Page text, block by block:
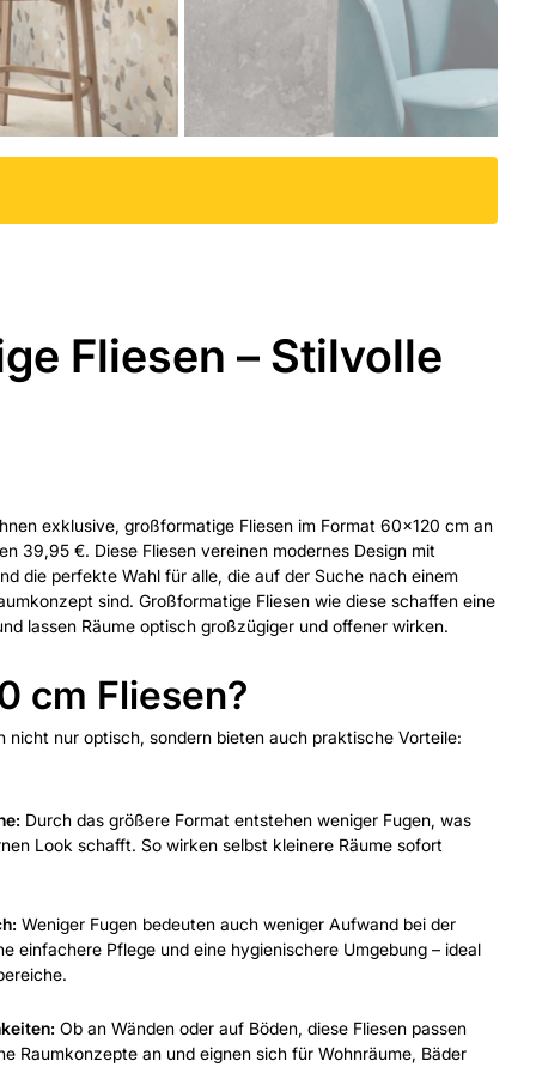
Fliesen – Stilvolle
exklusive, großformatige Fliesen im Format 60x120 cm an
39,95 €. Diese Fliesen vereinen modernes Design mit
die perfekte Wahl für alle, die auf der Suche nach einem
sind. Großformatige Fliesen wie diese schaffen eine
lassen Räume optisch großzügiger und offener wirken.
cm Fliesen?
nicht nur optisch, sondern bieten auch praktische Vorteile:
Durch das größere Format entstehen weniger Fugen, was
Look schafft. So wirken selbst kleinere Räume sofort
Weniger Fugen bedeuten auch weniger Aufwand bei der
einfachere Pflege und eine hygienischere Umgebung – ideal
Ob an Wänden oder auf Böden, diese Fliesen passen
Raumkonzepte an und eignen sich für Wohnräume, Bäder